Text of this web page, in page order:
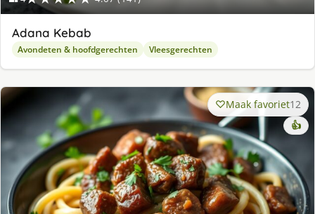
Adana Kebab
Avondeten & hoofdgerechten Vleesgerechten
Maak favoriet12
👍